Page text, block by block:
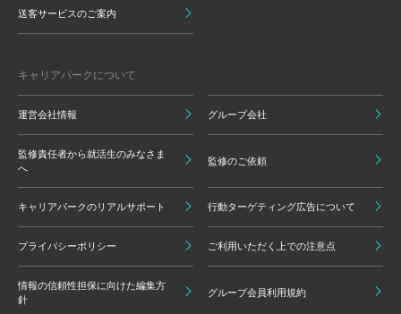
送客サービスのご案内
キャリアパークについて
運営会社情報 グループ会社
監修責任者から就活生のみなさま
へ
監修のご依頼
キャリアパークのリアルサポート 行動ターゲティング広告について
プライバシーポリシー ご利用いただく上での注意点
情報の信頼性担保に向けた編集方
針
グループ会員利用規約